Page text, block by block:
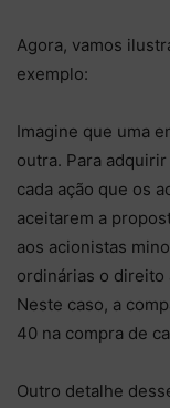
Agora, vamos
exemplo:
Imagine que uma
outra. Para
cada ação que os
aceitarem a
aos acionistas
ordinárias o direito
Neste caso, a
40 na compra de
Outro detalhe